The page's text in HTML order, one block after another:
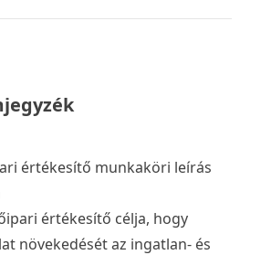
értékesítő munkaköri leírás
értékesítő célja, hogy
növekedését az ingatlan- és